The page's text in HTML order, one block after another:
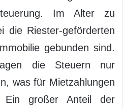
Im Alter zu
die Riester-geförderten
gebunden sind.
die Steuern nur
was für Mietzahlungen
Ein großer Anteil der